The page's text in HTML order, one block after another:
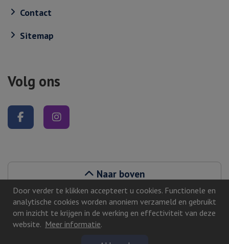
Door verder te klikken accepteert u cookies. Functionele en
analytische cookies worden anoniem verzameld en gebruikt
om inzicht te krijgen in de werking en effectiviteit van deze
website. Meer informatie.
Contact
Sitemap
Volg ons
Volg ons op Facebook
Naar boven